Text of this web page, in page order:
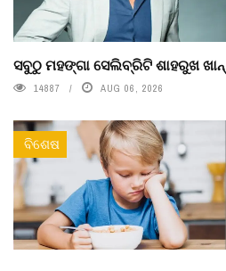
ସବୁଠୁ ମହଙ୍ଗା ସେଲିବ୍ରିଟି ଶାହରୁଖ ଖାନ୍
14887 AUG 06, 2026
ବିଶେଷ